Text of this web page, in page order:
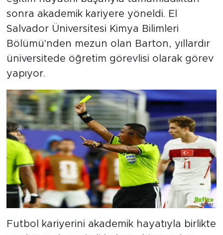
sonra akademik kariyere yöneldi. El
Salvador Üniversitesi Kimya Bilimleri
Bölümü'nden mezun olan Barton, yıllardır
üniversitede öğretim görevlisi olarak görev
yapıyor.
Futbol kariyerini akademik hayatıyla birlikte